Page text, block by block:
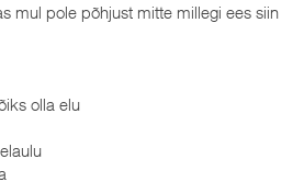
mul pole põhjust mitte millegi ees siin
olla elu